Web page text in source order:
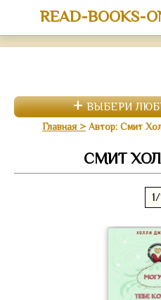
READ-BOOKS-
ВЫБЕРИ
Главная Автор: Смит
СМИТ
1/